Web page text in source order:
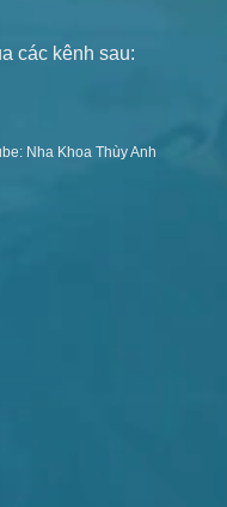
các kênh sau:
Nha Khoa Thùy Anh